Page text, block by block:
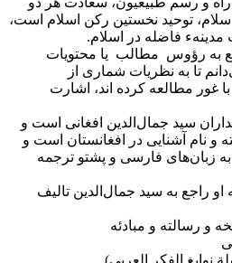
توحید نخستین رکن اسلام است،
فاضله در اسلام.
به رؤوس مطالب یا محتویات
تا به نظریات شماری از
غور مطالعه کرده اند، اشارت
سید جمال‌الدین افغانی است و
و نام آشنایی در افغانستان است و
زبان‌های فارسی و پشتو ترجمه
راجع به سید جمال‌الدین تالیف